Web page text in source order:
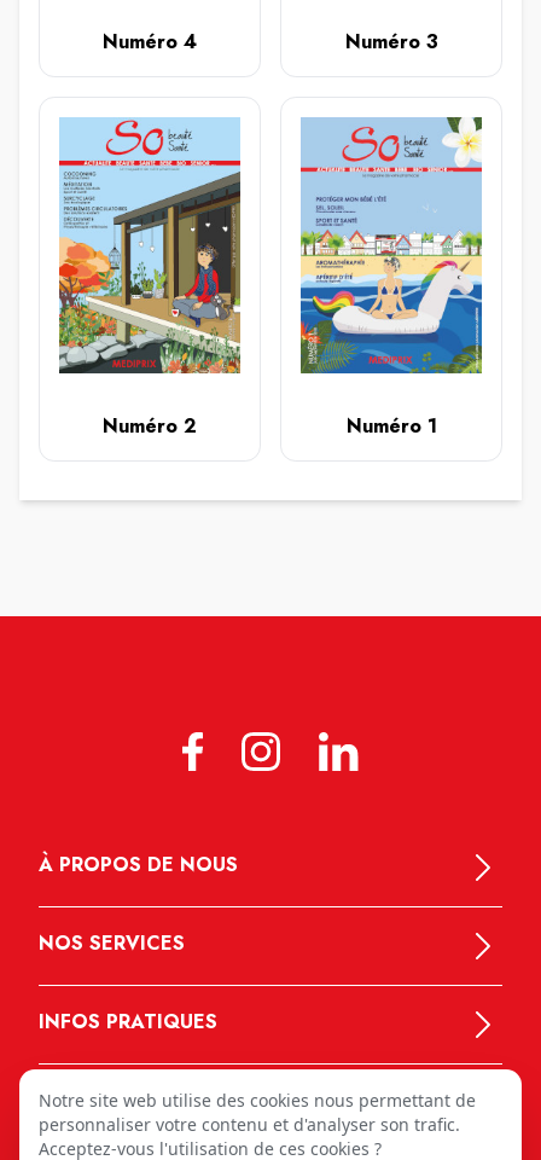
Numéro 4 Numéro 3
Numéro 2 Numéro 1
À PROPOS DE NOUS
NOS SERVICES
INFOS PRATIQUES
Notre site web utilise des cookies nous permettant de
personnaliser votre contenu et d'analyser son trafic.
Acceptez-vous l'utilisation de ces cookies ?